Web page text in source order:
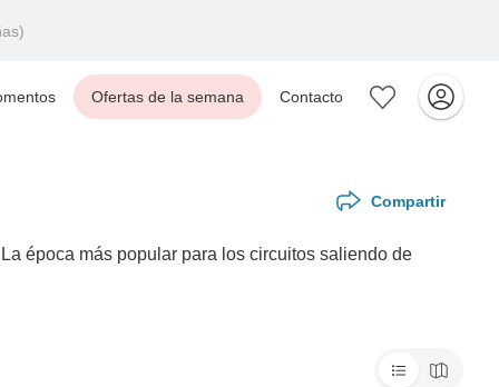
Ofertas de la semana Contacto
Compartir
época más popular para los circuitos saliendo de